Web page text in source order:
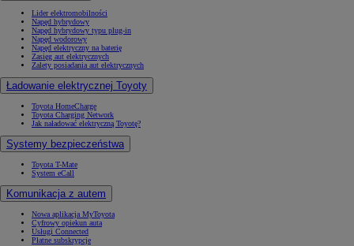
Lider elektromobilności
Napęd hybrydowy
Napęd hybrydowy typu plug-in
Napęd wodorowy
Napęd elektryczny na baterię
Zasięg aut elektrycznych
Zalety posiadania aut elektrycznych
Ładowanie elektrycznej Toyoty
Toyota HomeCharge
Toyota Charging Network
Jak naładować elektryczną Toyotę?
Systemy bezpieczeństwa
Toyota T-Mate
System eCall
Komunikacja z autem
Nowa aplikacja MyToyota
Cyfrowy opiekun auta
Usługi Connected
Płatne subskrypcje